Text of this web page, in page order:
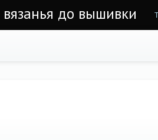
вязанья до вышивки